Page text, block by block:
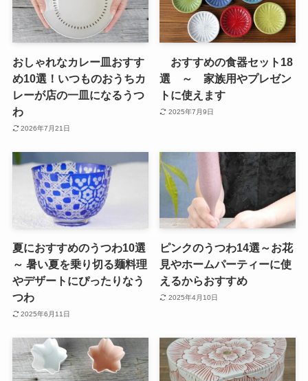
おしゃれなカレー皿おすす
め10選！いつものおうちカ
レーが店の一皿になるうつ
わ
2026年7月21日
おすすめの食器セット18
選 ～ 家族用やプレゼン
トに使えます
2025年7月9日
夏におすすめのうつわ10選
～ 暑い夏を乗り切る麺料理
やデザートにぴったりなう
つわ
2025年6月11日
ピンクのうつわ14選～お花
見やホームパーティーに使
えるからおすすめ
2025年4月10日